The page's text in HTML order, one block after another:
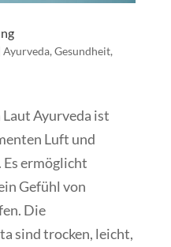
Ayurveda, Gesundheit,
Ayurveda ist
Luft und
ermöglicht
Gefühl von
Die
sind trocken, leicht,